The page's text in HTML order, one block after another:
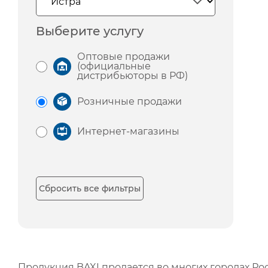
Выберите услугу
Оптовые продажи
(официальные
дистрибьюторы в РФ)
Розничные продажи
Интернет-магазины
Сбросить все фильтры